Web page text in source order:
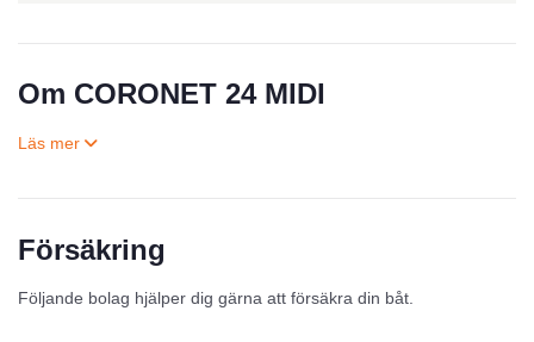
Om CORONET 24 MIDI
Försäkring
Följande bolag hjälper dig gärna att försäkra din båt.